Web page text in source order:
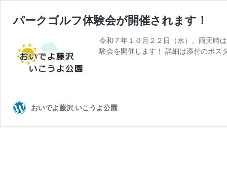
パークゴルフ体験会が開催されます！
令和７年１０月２２日（水）、雨天時
験会を開催します！ 詳細は添付のポス
おいでよ藤沢 いこうよ公園